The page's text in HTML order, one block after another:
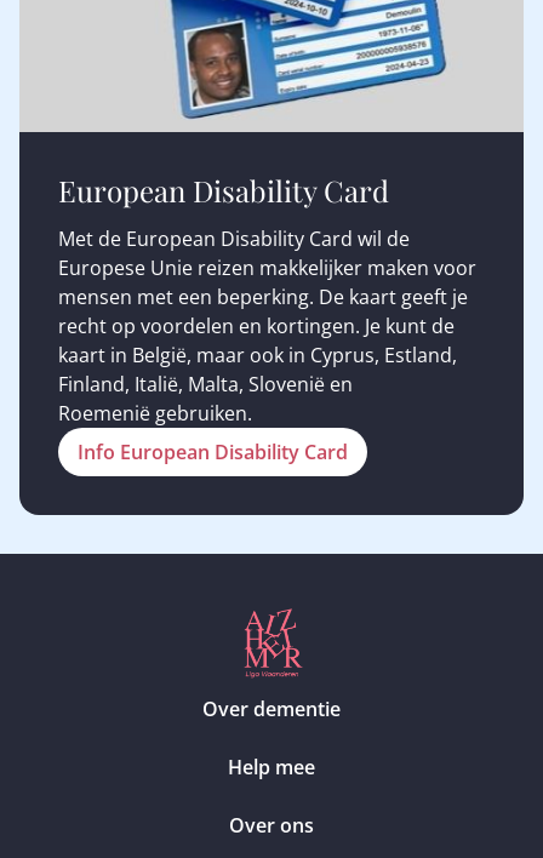
European Disability Card
Met de European Disability Card wil de
Europese Unie reizen makkelijker maken voor
mensen met een beperking. De kaart geeft je
recht op voordelen en kortingen. Je kunt de
kaart in België, maar ook in Cyprus, Estland,
Finland, Italië, Malta, Slovenië en
Roemenië gebruiken.
Info European Disability Card
Over dementie
Help mee
Over ons